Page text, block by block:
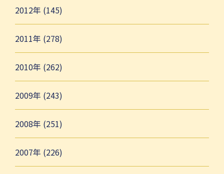
2012年 (145)
2011年 (278)
2010年 (262)
2009年 (243)
2008年 (251)
2007年 (226)